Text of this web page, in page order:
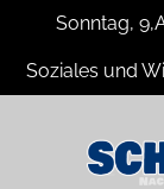
content
Sonntag,
Soziales und